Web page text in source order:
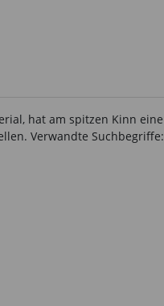
hat am spitzen Kinn
Verwandte Suchbegriffe: